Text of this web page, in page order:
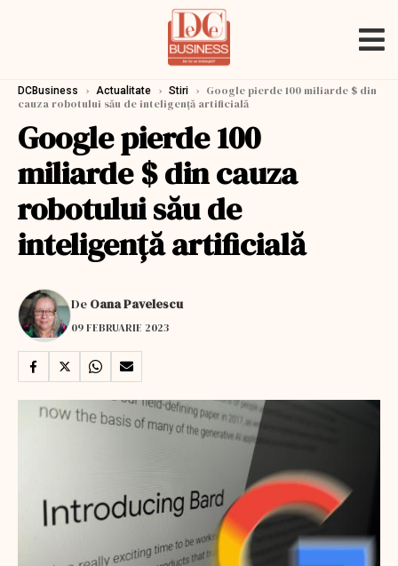
DCBusiness › Actualitate › Stiri › Google pierde 100 miliarde $ din
cauza robotului său de inteligență artificială
Google pierde 100
miliarde $ din cauza
robotului său de
inteligență artificială
De Oana Pavelescu
09 FEBRUARIE 2023